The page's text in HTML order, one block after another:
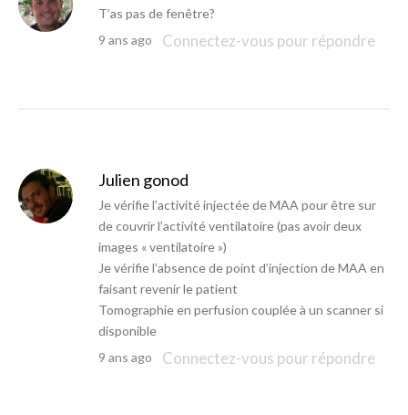
T’as pas de fenêtre?
9 ans ago
Connectez-vous pour répondre
Julien gonod
Je vérifie l’activité injectée de MAA pour être sur
de couvrir l’activité ventilatoire (pas avoir deux
images « ventilatoire »)
Je vérifie l’absence de point d’injection de MAA en
faisant revenir le patient
Tomographie en perfusion couplée à un scanner si
disponible
9 ans ago
Connectez-vous pour répondre